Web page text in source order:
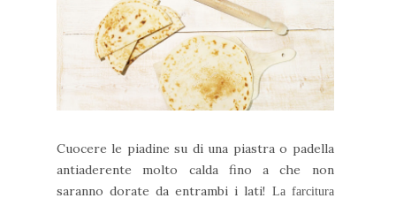
Cuocere le piadine su di una piastra o padella
antiaderente molto calda fino a che non
saranno dorate da entrambi i lati! La farcitura